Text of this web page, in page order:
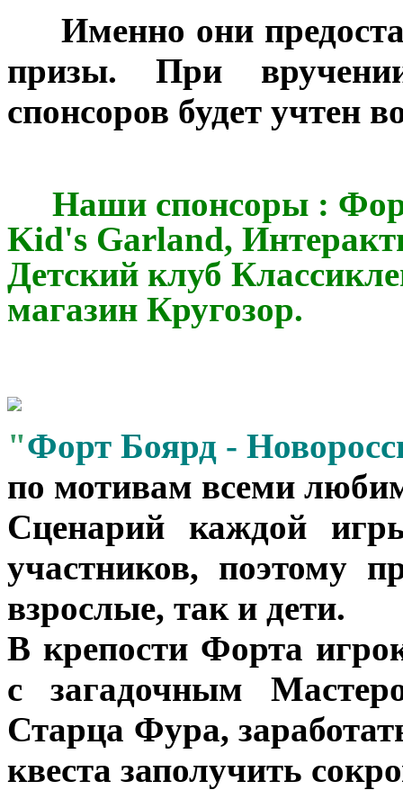
Именно они
призы. При
спонсоров будет учтен
Наши спонсоры :
Kid's Garland,
Детский клуб
магазин Кругозор.
"Форт Боярд -
по мотивам всеми
Сценарий каждой
участников, поэтому
взрослые, так и дети.
В крепости Форта
с загадочным
Старца Фура,
квеста заполучить